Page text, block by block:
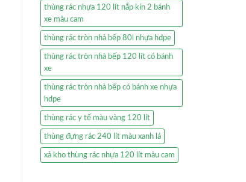
thùng rác nhựa 120 lít nắp kín 2 bánh
xe màu cam
thùng rác tròn nhà bếp 80l nhựa hdpe
thùng rác tròn nhà bếp 120 lít có bánh
xe
thùng rác tròn nhà bếp có bánh xe nhựa
hdpe
thùng rác y tế màu vàng 120 lít
thùng đựng rác 240 lít màu xanh lá
xả kho thùng rác nhựa 120 lít màu cam